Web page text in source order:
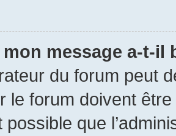
message a-t-il
du forum peut
le forum doivent
possible que